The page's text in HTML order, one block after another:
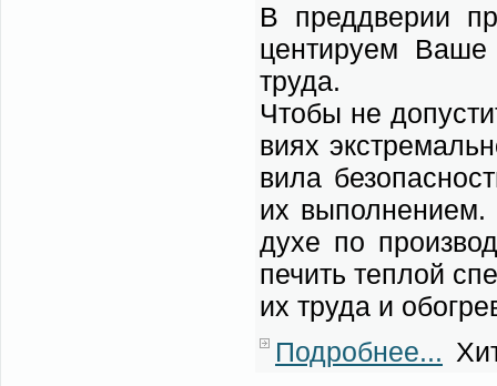
В пред­две­рии
цен­ти­ру­ем
тру­да.
Чтобы не
ви­ях
ви­ла
их вы­пол­не­ни­ем.
ду­хе по
пе­чить теп­лой
их тру­да и
Подробнее...